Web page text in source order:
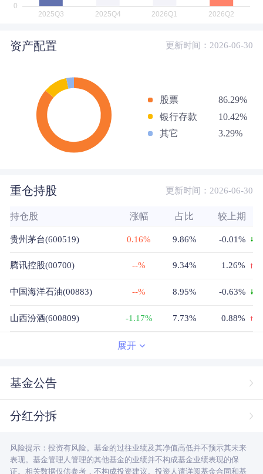
资产配置 更新时间：2026-06-30
股票
86.29%
银行存款
10.42%
其它
3.29%
重仓持股 更新时间：2026-06-30
持仓股 涨幅 占比 较上期
贵州茅台(600519) 0.16% 9.86% -0.01%
腾讯控股(00700) --% 9.34% 1.26%
中国海洋石油(00883) --% 8.95% -0.63%
山西汾酒(600809) -1.17% 7.73% 0.88%
1.26%
三一重工(600031)
药明生物(02269) --% 5.26% 5.26%
展开
基金公告
分红分拆
风险提示：投资有风险。基金的过往业绩及其净值高低并不预示其未来
表现。基金管理人管理的其他基金的业绩并不构成基金业绩表现的保
证。相关数据仅供参考，不构成投资建议。投资人请详阅基金合同和基